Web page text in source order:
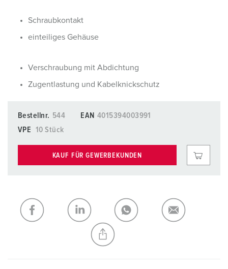
Schraubkontakt
einteiliges Gehäuse
Verschraubung mit Abdichtung
Zugentlastung und Kabelknickschutz
Bestellnr. 544 EAN 4015394003991
VPE
10 Stück
KAUF FÜR GEWERBEKUNDEN